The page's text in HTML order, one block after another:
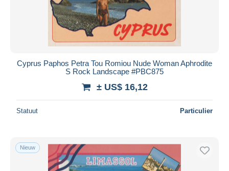
Cyprus Paphos Petra Tou Romiou Nude Woman Aphrodite
S Rock Landscape #PBC875
± US$ 16,12
Statuut Particulier
Nieuw